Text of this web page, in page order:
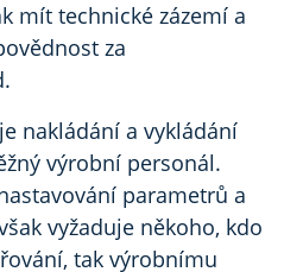
mít technické zázemí a
za
nakládání a vykládání
výrobní personál.
parametrů a
vyžaduje někoho, kdo
tak výrobnímu